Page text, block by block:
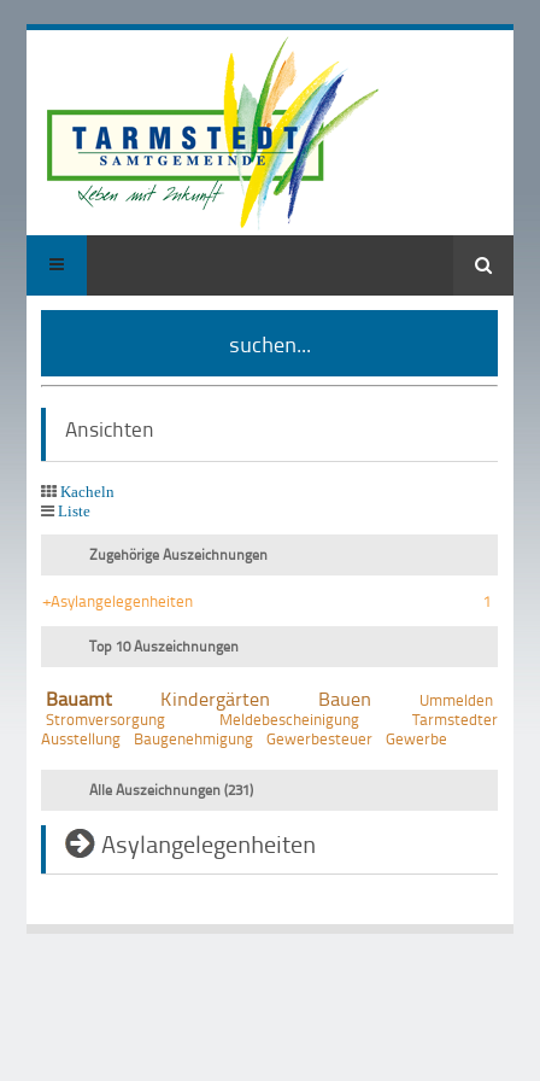
Suche
suchen...
Ansichten
Kacheln
Liste
Zugehörige Auszeichnungen
+Asylangelegenheiten 1
Top 10 Auszeichnungen
Bauamt Kindergärten Bauen
Ummelden
Stromversorgung
Meldebescheinigung
Tarmstedter
Ausstellung
Baugenehmigung Gewerbesteuer Gewerbe
Alle Auszeichnungen (231)
Asylangelegenheiten